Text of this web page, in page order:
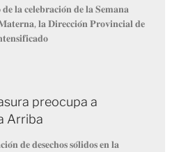
𝐥𝐚 𝐜𝐞𝐥𝐞𝐛𝐫𝐚𝐜𝐢𝐨́𝐧 𝐝𝐞 𝐥𝐚 𝐒𝐞𝐦𝐚𝐧𝐚
𝐥𝐚 𝐃𝐢𝐫𝐞𝐜𝐜𝐢𝐨́𝐧 𝐏𝐫𝐨𝐯𝐢𝐧𝐜𝐢𝐚𝐥 𝐝𝐞
preocupa a
Arriba
𝐝𝐞 𝐝𝐞𝐬𝐞𝐜𝐡𝐨𝐬 𝐬𝐨́𝐥𝐢𝐝𝐨𝐬 𝐞𝐧 𝐥𝐚